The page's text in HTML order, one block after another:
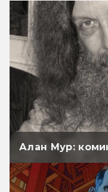
Алан Мур: